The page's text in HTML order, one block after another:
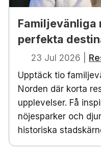
Familjevänliga
perfekta
23 Jul 2026
Upptäck tio
Norden där korta
upplevelser. Få
nöjesparker och
historiska